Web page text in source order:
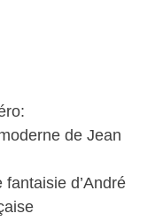
de Jean
fantaisie d’André